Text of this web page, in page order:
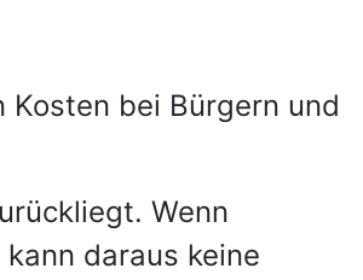
bei Bürgern und
Wenn
daraus keine